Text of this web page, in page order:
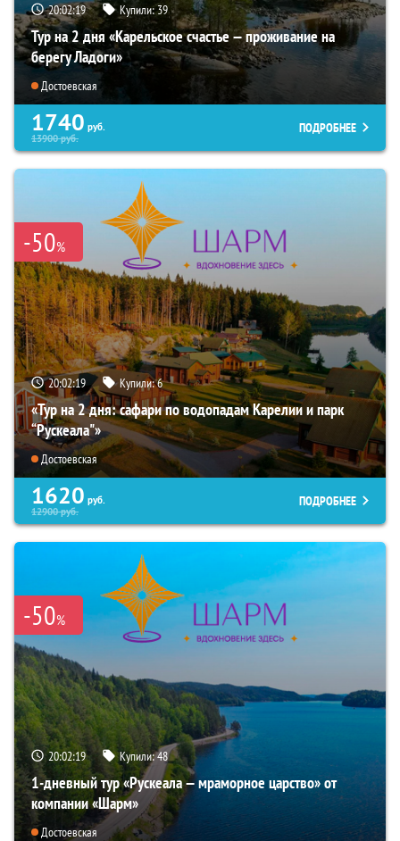
20:02:17 Купили:39
Тур на 2 дня «Карельское счастье — проживание на
берегу Ладоги»
Достоевская
1740 руб.
13900руб.
ПОДРОБНЕЕ
-50%
20:02:17 Купили:6
«Тур на 2 дня: сафари по водопадам Карелии и парк
“Рускеала"»
Достоевская
1620 руб.
12900руб.
ПОДРОБНЕЕ
-50%
20:02:17 Купили:48
1-дневный тур «Рускеала — мраморное царство» от
компании «Шарм»
Достоевская